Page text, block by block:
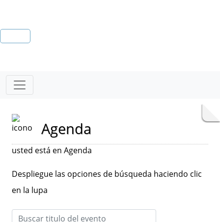
Agenda
usted está en Agenda
Despliegue las opciones de búsqueda haciendo clic
en la lupa